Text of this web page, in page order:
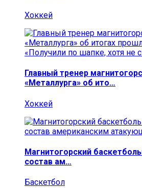
Хоккей
Главный тренер
«Металлурга» об ито…
Хоккей
Магнитогорский
состав ам…
Баскетбол